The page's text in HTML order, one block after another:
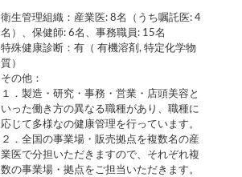
衛生管理組織：産業医: 8名（うち嘱託医: 4
名）、保健師: 6名、事務職員: 15名
特殊健康診断：有（ 有機溶剤, 特定化学物
質）
その他：
１．製造・研究・事務・営業・店頭美容と
いった働き方の異なる職種があり、職種に
応じて多様なの健康管理を行っています。
２．全国の事業場・販売拠点を複数名の産
業医で分担いただきますので、それぞれ複
数の事業場・拠点をご担当いただきます。